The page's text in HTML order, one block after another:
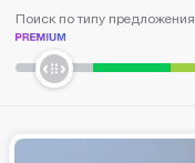
Поиск по типу предложения